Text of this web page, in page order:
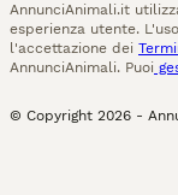
AnnunciAnimali.it
esperienza utente.
l'accettazione dei
AnnunciAnimali. Puoi
© Copyright 2026 -